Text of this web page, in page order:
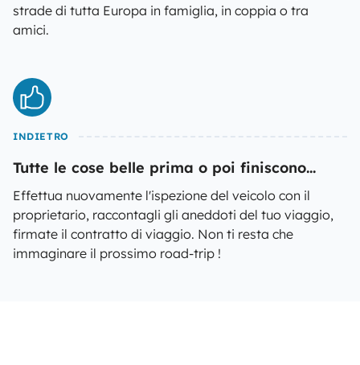
strade di tutta Europa in famiglia, in coppia o tra
amici.
INDIETRO
Tutte le cose belle prima o poi finiscono...
Effettua nuovamente l'ispezione del veicolo con il
proprietario, raccontagli gli aneddoti del tuo viaggio,
firmate il contratto di viaggio. Non ti resta che
immaginare il prossimo road-trip !